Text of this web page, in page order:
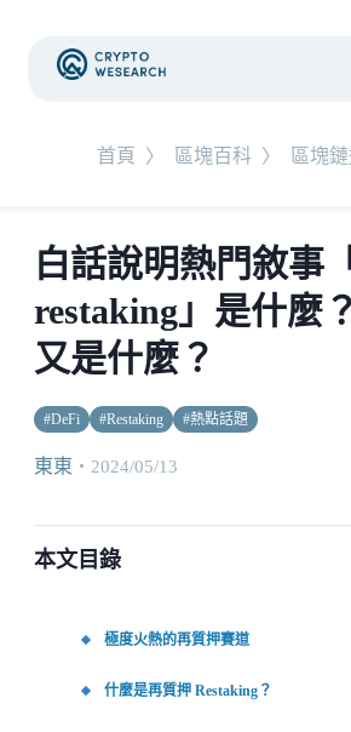
首頁 〉 區塊百科 〉 區塊
白話說明熱門敘事
restaking」是什麼
又是什麼？
#DeFi #Restaking #熱點話題
東東 ・ 2024/05/13
本文目錄
極度火熱的再質押賽道
什麼是再質押 Restaking？